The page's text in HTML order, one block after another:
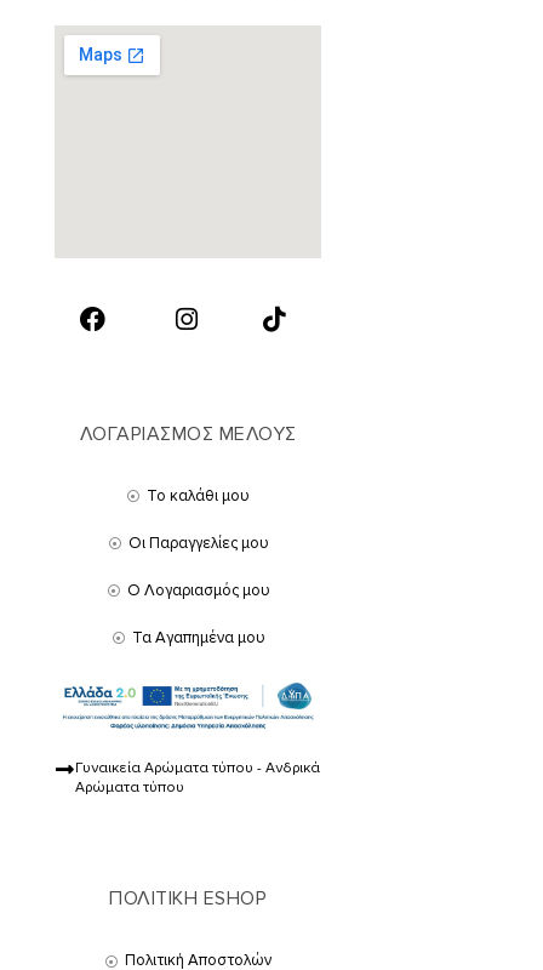
ΛΟΓΑΡΙΑΣΜΟΣ ΜΕΛΟΥΣ
Το καλάθι μου
Οι Παραγγελίες μου
Ο Λογαριασμός μου
Τα Αγαπημένα μου
Γυναικεία Αρώματα τύπου - Ανδρικά
Αρώματα τύπου
ΠΟΛΙΤΙΚΗ ESHOP
Πολιτική Αποστολών